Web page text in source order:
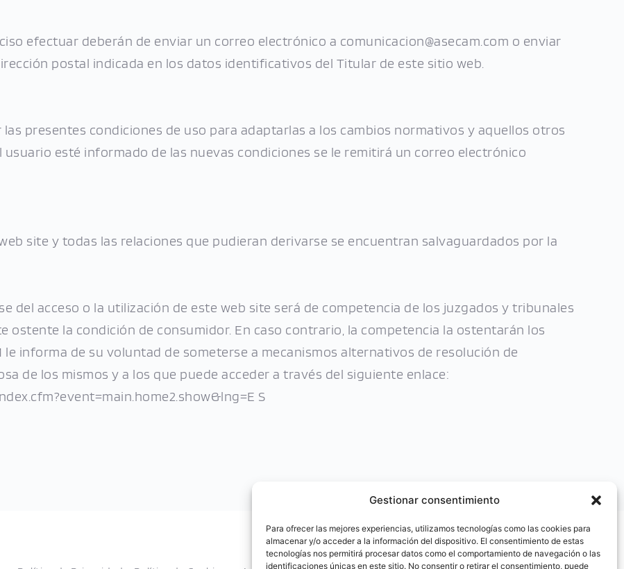
Gestionar consentimiento
Para ofrecer las mejores experiencias, utilizamos tecnologías como las cookies para
almacenar y/o acceder a la información del dispositivo. El consentimiento de estas
tecnologías nos permitirá procesar datos como el comportamiento de navegación o las
identificaciones únicas en este sitio. No consentir o retirar el consentimiento, puede
efectuar deberán de enviar un correo electrónico a comunicacion@asecam.com o enviar
postal indicada en los datos identificativos del Titular de este sitio web.
las presentes condiciones de uso para adaptarlas a los cambios normativos y aquellos otros
esté informado de las nuevas condiciones se le remitirá un correo electrónico
site y todas las relaciones que pudieran derivarse se encuentran salvaguardados por la
del acceso o la utilización de este web site será de competencia de los juzgados y tribunales
ostente la condición de consumidor. En caso contrario, la competencia la ostentarán los
le informa de su voluntad de someterse a mecanismos alternativos de resolución de
de los mismos y a los que puede acceder a través del siguiente enlace:
S